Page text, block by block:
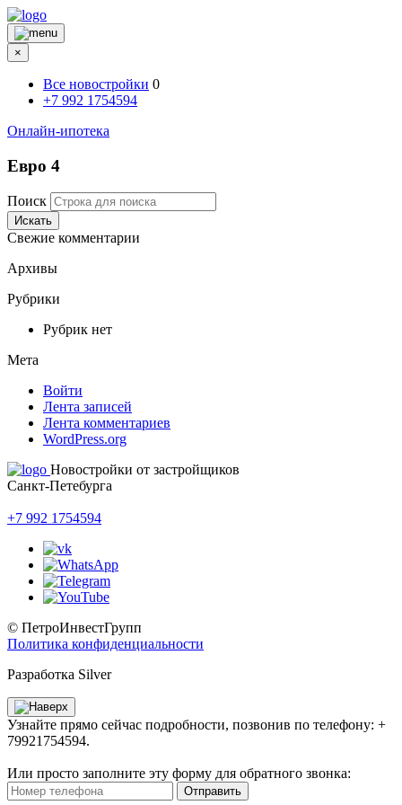
×
Все новостройки 0
+7 992 1754594
Онлайн-ипотека
Евро 4
Поиск
Искать
Свежие комментарии
Архивы
Рубрики
Рубрик нет
Мета
Войти
Лента записей
Лента комментариев
WordPress.org
Новостройки от застройщиков
Санкт-Петебурга
+7 992 1754594
© ПетроИнвестГрупп
Политика конфиденциальности
Разработка Silver
Узнайте прямо сейчас подробности, позвонив по телефону: +
79921754594.
Или просто заполните эту форму для обратного звонка:
Отправить